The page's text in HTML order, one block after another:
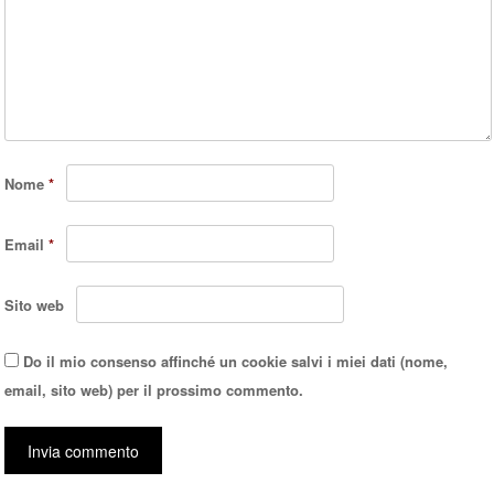
Nome*
Email*
Sito web
Do il mio consenso affinché un cookie salvi i miei dati (nome,
email, sito web) per il prossimo commento.